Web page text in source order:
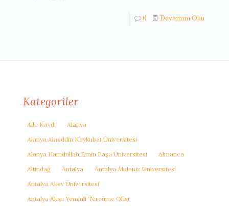
0 Devamını Oku
Kategoriler
Aile Kaydı
Alanya
Alanya Alaaddin Keykubat Üniversitesi
Alanya Hamdullah Emin Paşa Üniversitesi
Almanca
Altındağ
Antalya
Antalya Akdeniz Üniversitesi
Antalya Akev Üniversitesi
Antalya Aksu Yeminli Tercüme Ofisi